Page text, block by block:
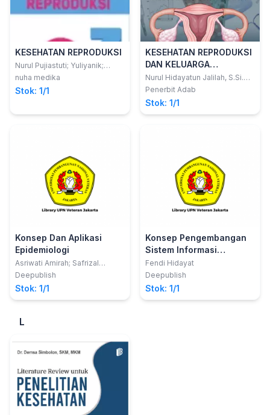
KESEHATAN REPRODUKSI
Nurul Pujiastuti; Yuliyanik;
Yurissetiowati; dkk
nuha medika
Stok: 1/1
KESEHATAN REPRODUKSI
DAN KELUARGA
BERENCANA
Nurul Hidayatun Jalilah, S.Si.T.,
M.Keb,dkk
Penerbit Adab
Stok: 1/1
Konsep Dan Aplikasi
Epidemiologi
Asriwati Amirah; Safrizal
Ahmaruddin
Deepublish
Stok: 1/1
Konsep Pengembangan
Sistem Informasi
Kesehatan
Fendi Hidayat
Deepublish
Stok: 1/1
L